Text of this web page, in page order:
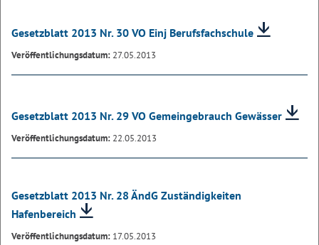
Gesetzblatt 2013 Nr. 30 VO Einj Berufsfachschule
Veröffentlichungsdatum: 27.05.2013
Gesetzblatt 2013 Nr. 29 VO Gemeingebrauch Gewässer
Veröffentlichungsdatum: 22.05.2013
Gesetzblatt 2013 Nr. 28 ÄndG Zuständigkeiten
Hafenbereich
Veröffentlichungsdatum: 17.05.2013